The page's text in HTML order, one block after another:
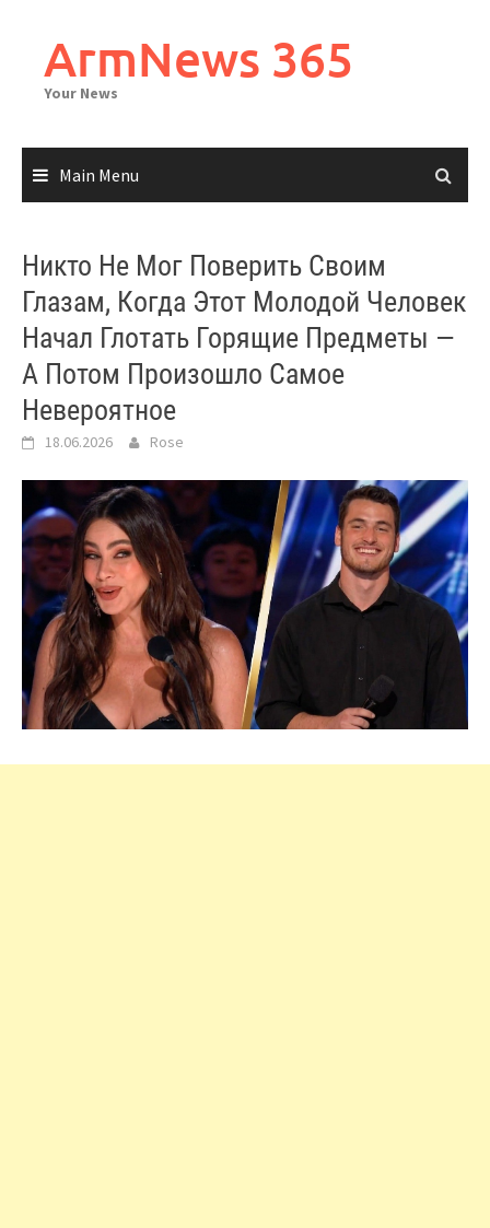
contentArmNews 365
Your News
Main Menu
Никто Не Мог Поверить Своим
Глазам, Когда Этот Молодой Человек
Начал Глотать Горящие Предметы —
А Потом Произошло Самое
Невероятное
18.06.2026 Rose